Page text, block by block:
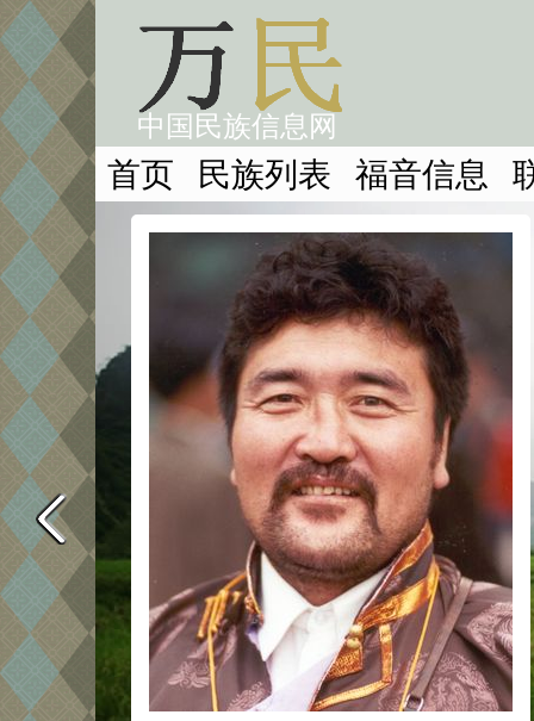
中国民族信息网
首页 民族列表 福音信息